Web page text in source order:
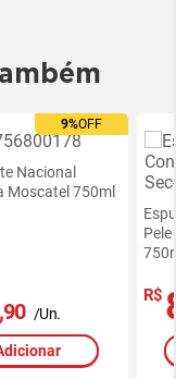
9%OFF
Nacional
Moscatel 750ml
,90 /Un.
site
-
Pele
R$